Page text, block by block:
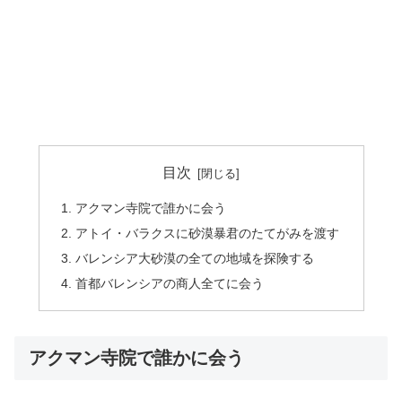
目次
アクマン寺院で誰かに会う
アトイ・バラクスに砂漠暴君のたてがみを渡す
バレンシア大砂漠の全ての地域を探険する
首都バレンシアの商人全てに会う
アクマン寺院で誰かに会う